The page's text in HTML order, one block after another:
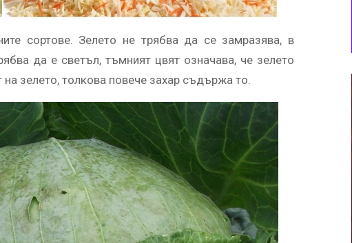
сортове. Зелето не трябва да се замразява, в
да е светъл, тъмният цвят означава, че зелето
зелето, толкова повече захар съдържа то.